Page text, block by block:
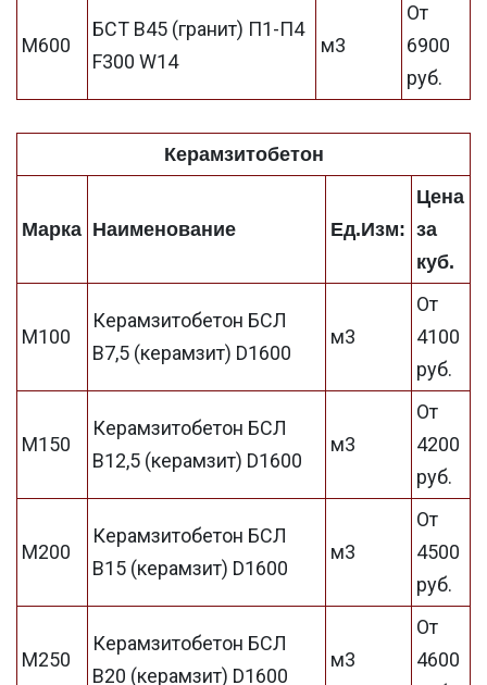
М600
БСТ В45 (гранит) П1-П4
F300 W14
м3
От
6900
руб.
Керамзитобетон
Марка Наименование Ед.Изм:
Цена
за
куб.
М100
Керамзитобетон БСЛ
В7,5 (керамзит) D1600
м3
От
4100
руб.
М150
Керамзитобетон БСЛ
В12,5 (керамзит) D1600
м3
От
4200
руб.
М200
Керамзитобетон БСЛ
В15 (керамзит) D1600
м3
От
4500
руб.
М250
Керамзитобетон БСЛ
В20 (керамзит) D1600
м3
От
4600